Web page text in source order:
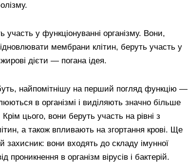
у функціонуванні організму. Вони,
мембрани клітин, беруть участь у
дієти — погана ідея.
найпомітнішу на перший погляд функцію —
в організмі і виділяють значно більше
цього, вони беруть участь на рівні з
а також впливають на згортання крові. Ще
вони входять до складу імунної
в організм вірусів і бактерій.